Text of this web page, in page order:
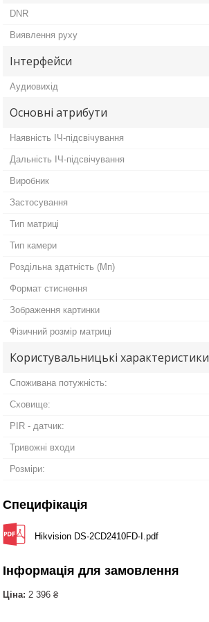
DNR
Виявлення руху
Інтерфейси
Аудиовихід
Основні атрибути
Наявність ІЧ-підсвічування
Дальність ІЧ-підсвічування
Виробник
Застосування
Тип матриці
Тип камери
Роздільна здатність (Мп)
Формат стиснення
Зображення картинки
Фізичний розмір матриці
Користувальницькі характеристики
Споживана потужність:
Сховище:
PIR - датчик:
Тривожні входи
Розміри:
Специфікація
Hikvision DS-2CD2410FD-I.pdf
Інформація для замовлення
Ціна: 2 396 ₴